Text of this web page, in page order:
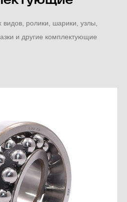
ролики, шарики, узлы,
и другие комплектующие